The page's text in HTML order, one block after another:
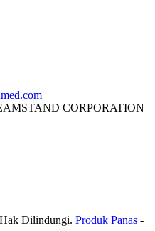
CORPORATION
Dilindungi. Produk Panas -